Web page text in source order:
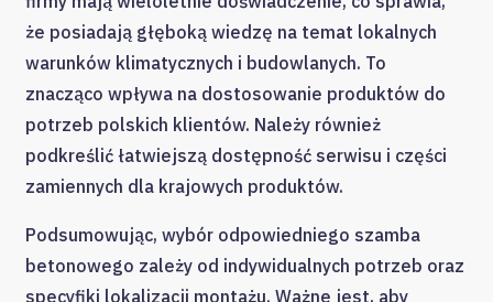
że posiadają głęboką wiedzę na temat lokalnych
warunków klimatycznych i budowlanych. To
znacząco wpływa na dostosowanie produktów do
potrzeb polskich klientów. Należy również
podkreślić łatwiejszą dostępność serwisu i części
zamiennych dla krajowych produktów.
Podsumowując, wybór odpowiedniego szamba
betonowego zależy od indywidualnych potrzeb oraz
specyfiki lokalizacji montażu. Ważne jest, aby